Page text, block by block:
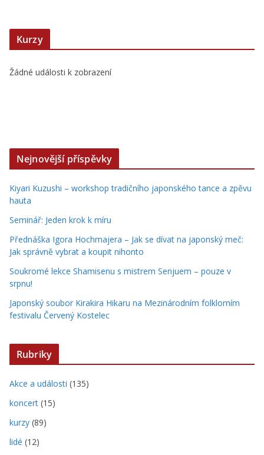
Kurzy
Žádné události k zobrazení
Nejnovější příspěvky
Kiyari Kuzushi – workshop tradičního japonského tance a zpěvu
hauta
Seminář: Jeden krok k míru
Přednáška Igora Hochmajera – Jak se dívat na japonský meč:
Jak správně vybrat a koupit nihonto
Soukromé lekce Shamisenu s mistrem Senjuem – pouze v
srpnu!
Japonský soubor Kirakira Hikaru na Mezinárodním folklorním
festivalu Červený Kostelec
Rubriky
Akce a události (135)
koncert (15)
kurzy (89)
lidé (12)